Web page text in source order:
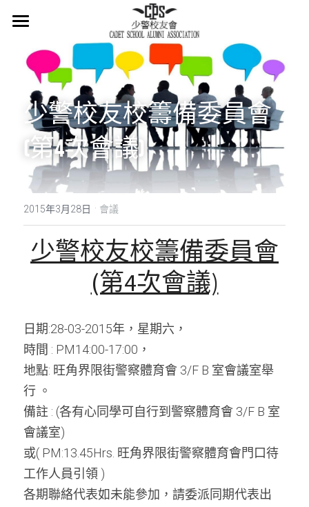
關於我們
會章
少警冷知識
最新消息
活在當下
活動概覽
周年紀念
本會近況
名譽會員登記
學警預備班會員登記
銷售服務
聯絡我們
少警校友校籌備委員會
(第4次會議)
2015年3月28日 · 會議
少警校友校籌備委員會
(第4次會議)
日期:28-03-2015年，星期六，
時間 : PM14:00-17:00，
地點: 旺角界限街警察體育會 3/F B 室會議室舉
行 。
備註 : (各有心同學可自行到警察體育會 3/F B 室
會議室)
或( PM:13.45Hrs. 旺角界限街警察體育會門口待
工作人員引領 )
各期聯絡代表如未能參加，請委派同期代表出
商品分類
所有商品分類